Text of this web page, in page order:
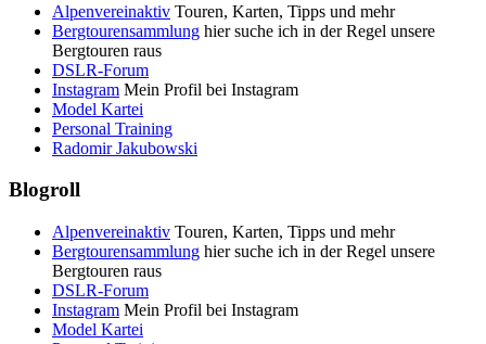
Alpenvereinaktiv Touren, Karten, Tipps und mehr
Bergtourensammlung hier suche ich in der Regel unsere
Bergtouren raus
DSLR-Forum
Instagram Mein Profil bei Instagram
Model Kartei
Personal Training
Radomir Jakubowski
Blogroll
Alpenvereinaktiv Touren, Karten, Tipps und mehr
Bergtourensammlung hier suche ich in der Regel unsere
Bergtouren raus
DSLR-Forum
Instagram Mein Profil bei Instagram
Model Kartei